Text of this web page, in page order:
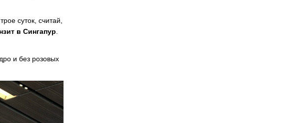
суток, считай,
в Сингапур
и без розовых